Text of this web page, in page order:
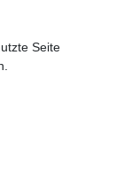
Seite